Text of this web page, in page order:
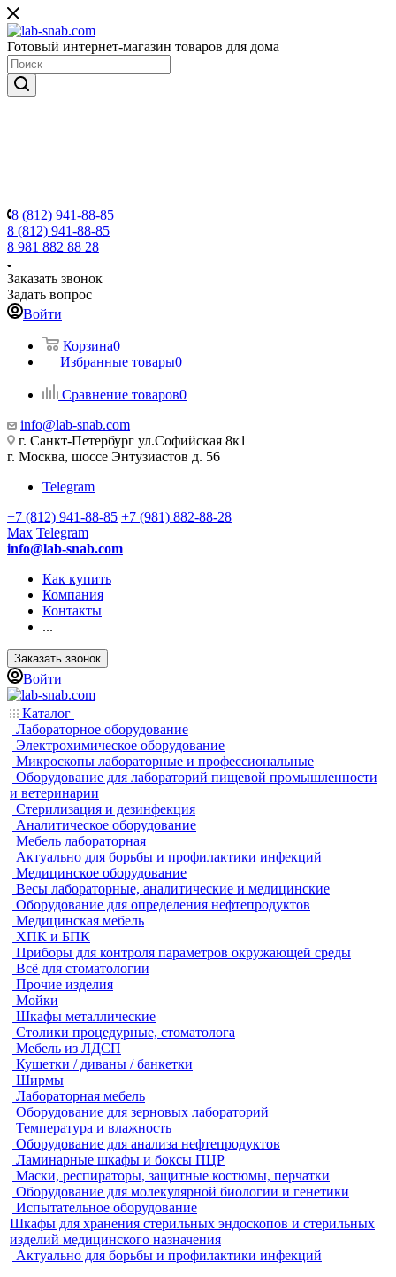
Готовый интернет-магазин товаров для дома
8 (812) 941-88-85
8 (812) 941-88-85
8 981 882 88 28
Заказать звонок
Задать вопрос
Войти
Корзина0
Избранные товары0
Сравнение товаров0
info@lab-snab.com
г. Санкт-Петербург ул.Софийская 8к1
г. Москва, шоссе Энтузиастов д. 56
Telegram
+7 (812) 941-88-85 +7 (981) 882-88-28
Max Telegram
info@lab-snab.com
Как купить
Компания
Контакты
...
Заказать звонок
Войти
Каталог
Лабораторное оборудование
Электрохимическое оборудование
Микроскопы лабораторные и профессиональные
Оборудование для лабораторий пищевой промышленности
и ветеринарии
Стерилизация и дезинфекция
Аналитическое оборудование
Мебель лабораторная
Актуально для борьбы и профилактики инфекций
Медицинское оборудование
Весы лабораторные, аналитические и медицинские
Оборудование для определения нефтепродуктов
Медицинская мебель
ХПК и БПК
Приборы для контроля параметров окружающей среды
Всё для стоматологии
Прочие изделия
Мойки
Шкафы металлические
Столики процедурные, стоматолога
Мебель из ЛДСП
Кушетки / диваны / банкетки
Ширмы
Лабораторная мебель
Оборудование для зерновых лабораторий
Температура и влажность
Оборудование для анализа нефтепродуктов
Ламинарные шкафы и боксы ПЦР
Маски, респираторы, защитные костюмы, перчатки
Оборудование для молекулярной биологии и генетики
Испытательное оборудование
Шкафы для хранения стерильных эндоскопов и стерильных
изделий медицинского назначения
Актуально для борьбы и профилактики инфекций